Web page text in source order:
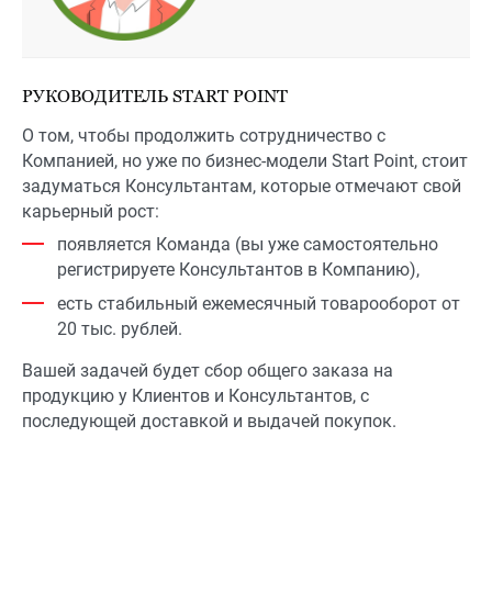
РУКОВОДИТЕЛЬ START POINT
О том, чтобы продолжить сотрудничество с
Компанией, но уже по бизнес-модели Start Point, стоит
задуматься Консультантам, которые отмечают свой
карьерный рост:
появляется Команда (вы уже самостоятельно
регистрируете Консультантов в Компанию),
есть стабильный ежемесячный товарооборот от
20 тыс. рублей.
Вашей задачей будет сбор общего заказа на
продукцию у Клиентов и Консультантов, с
последующей доставкой и выдачей покупок.